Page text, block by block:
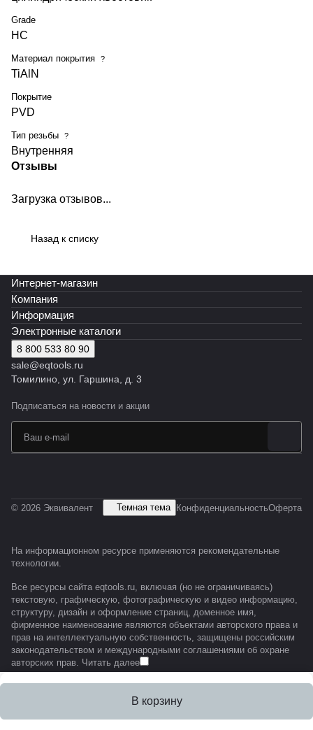
Grade
HC
Материал покрытия ?
TiAlN
Покрытие
PVD
Тип резьбы ?
Внутренняя
Отзывы
Загрузка отзывов...
Назад к списку
В корзину
Интернет-магазин
Компания
Информация
Электронные каталоги
8 800 533 80 90
sale@eqtools.ru
Томилино, ул. Гаршина, д. 3
Подписаться на новости и акции
© 2026 Эквивалент Темная тема КонфиденциальностьОферта
На информационном ресурсе применяются рекомендательные
технологии.
Все ресурсы сайта eqtools.ru, включая (но не ограничиваясь)
текстовую, графическую, фотографическую и видео информацию,
структуру, дизайн и оформление страниц, доменное имя,
фирменное наименование являются объектами авторского права и
прав на интеллектуальную собственность, защищены российским
законодательством и международными соглашениями об охране
авторских прав. Читать далее